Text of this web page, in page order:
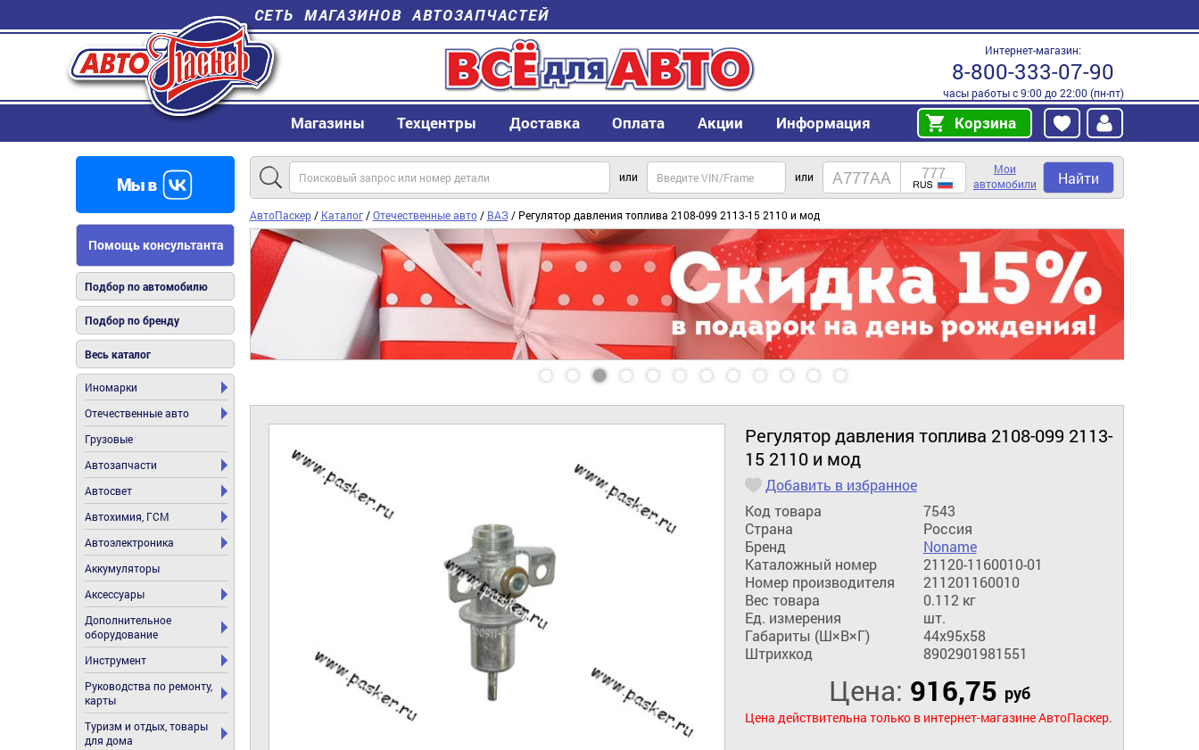
СЕТЬ МАГАЗИНОВ АВТОЗАПЧАСТЕЙ
Интернет-магазин:
8-800-333-07-90
часы работы с 9:00 до 22:00 (пн-пт)
Магазины Техцентры Доставка Оплата Акции Информация Корзина
Помощь консультанта
Подбор по автомобилю
Подбор по бренду
Весь каталог
Иномарки
Отечественные авто
Грузовые
Автозапчасти
Автосвет
Автохимия, ГСМ
Автоэлектроника
Аккумуляторы
Аксессуары
Дополнительное
оборудование
Инструмент
Руководства по ремонту,
карты
Туризм и отдых, товары
для дома
или или
Мои
автомобили
Найти
АвтоПаскер/ Каталог/Отечественные авто/ ВАЗ/ Регулятор давления топлива 2108-099 2113-15 2110 и мод
Регулятор давления топлива 2108-099 2113-
15 2110 и мод
Добавить в избранное
Код товара
7543
Страна
Россия
Бренд
Noname
Каталожный номер
21120-1160010-01
Номер производителя
211201160010
Вес товара
0.112 кг
Ед. измерения
шт.
Габариты (Ш×В×Г)
44x95x58
Штрихкод
8902901981551
Цена: 916,75 руб
Цена действительна только в интернет-магазине АвтоПаскер.